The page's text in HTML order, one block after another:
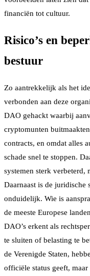
financiën tot cultuur.
Risico’s en
bestuur
Zo aantrekkelijk als het
verbonden aan deze
DAO gehackt waarbij
cryptomunten
contracts, en omdat alles
schade snel te stoppen.
systemen sterk verbeterd,
Daarnaast is de juridische
onduidelijk. Wie is
de meeste Europese
DAO’s erkent als
te sluiten of belasting te
de Verenigde Staten,
officiële status geeft,